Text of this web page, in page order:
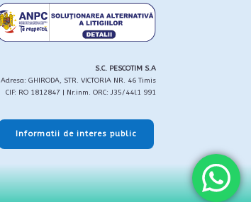
S.C. PESCOTIM S.A
Adresa: GHIRODA, STR. VICTORIA NR. 46 Timis
CIF: RO 1812847 | Nr.inm. ORC: J35/44l1 991
Informatii de interes public